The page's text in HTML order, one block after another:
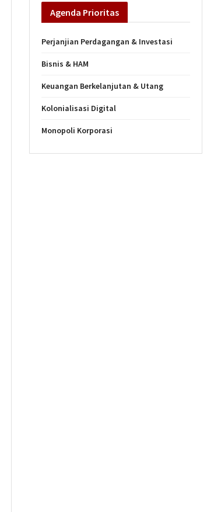
Agenda Prioritas
Perjanjian Perdagangan & Investasi
Bisnis & HAM
Keuangan Berkelanjutan & Utang
Kolonialisasi Digital
Monopoli Korporasi